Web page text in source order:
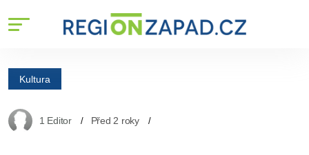
Kultura
1 Editor Před 2 roky